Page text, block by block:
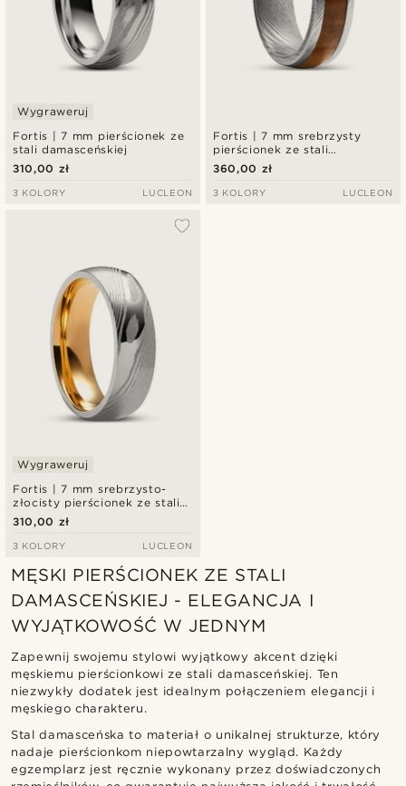
Fortis | 7 mm pierścionek ze
stali damasceńskiej
Wygraweruj
310,00 zł
3 KOLORY LUCLEON
Fortis | 7 mm srebrzysty
pierścionek ze stali
damasceńskiej z inkrustacją z
tygrysiego oka
360,00 zł
3 KOLORY LUCLEON
Fortis | 7 mm srebrzysto-
złocisty pierścionek ze stali
damasceńskiej
Wygraweruj
310,00 zł
3 KOLORY LUCLEON
MĘSKI PIERŚCIONEK ZE STALI
DAMASCEŃSKIEJ - ELEGANCJA I
WYJĄTKOWOŚĆ W JEDNYM
Zapewnij swojemu stylowi wyjątkowy akcent dzięki
męskiemu pierścionkowi ze stali damasceńskiej. Ten
niezwykły dodatek jest idealnym połączeniem elegancji i
męskiego charakteru.
Stal damasceńska to materiał o unikalnej strukturze, który
nadaje pierścionkom niepowtarzalny wygląd. Każdy
egzemplarz jest ręcznie wykonany przez doświadczonych